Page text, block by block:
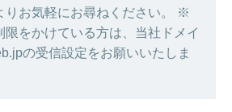
りお気軽にお尋ねください。 ※
限をかけている方は、当社ドメイ
の受信設定をお願いいたしま